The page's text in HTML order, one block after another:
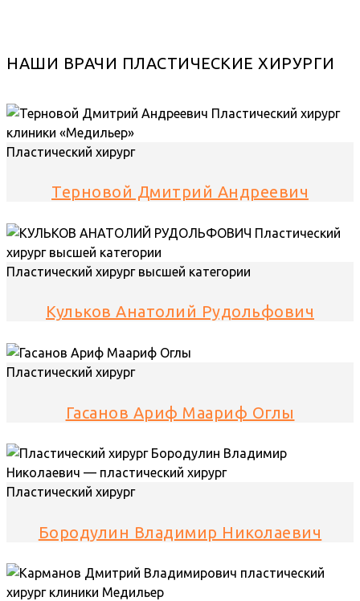
НАШИ ВРАЧИ ПЛАСТИЧЕСКИЕ ХИРУРГИ
Пластический хирург
Терновой Дмитрий Андреевич
Пластический хирург высшей категории
Кульков Анатолий Рудольфович
Пластический хирург
Гасанов Ариф Маариф Оглы
Пластический хирург
Бородулин Владимир Николаевич